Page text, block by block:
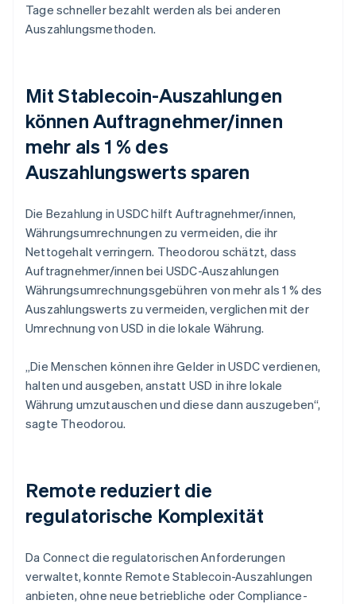
Tage schneller bezahlt werden als bei anderen
Auszahlungsmethoden.
Mit Stablecoin-Auszahlungen
können Auftragnehmer/innen
mehr als 1 % des
Auszahlungswerts sparen
Die Bezahlung in USDC hilft Auftragnehmer/innen,
Währungsumrechnungen zu vermeiden, die ihr
Nettogehalt verringern. Theodorou schätzt, dass
Auftragnehmer/innen bei USDC-Auszahlungen
Währungsumrechnungsgebühren von mehr als 1 % des
Auszahlungswerts zu vermeiden, verglichen mit der
Umrechnung von USD in die lokale Währung.
„Die Menschen können ihre Gelder in USDC verdienen,
halten und ausgeben, anstatt USD in ihre lokale
Währung umzutauschen und diese dann auszugeben“,
sagte Theodorou.
Remote reduziert die
regulatorische Komplexität
Da Connect die regulatorischen Anforderungen
verwaltet, konnte Remote Stablecoin-Auszahlungen
anbieten, ohne neue betriebliche oder Compliance-